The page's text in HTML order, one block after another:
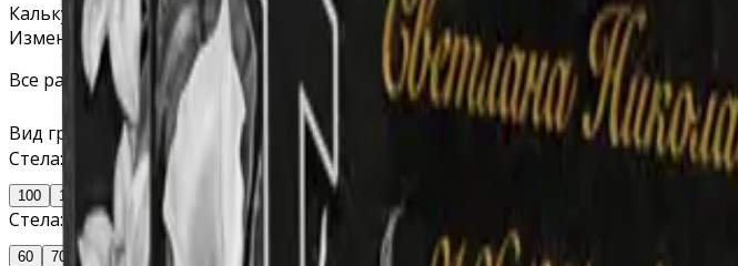
Калькулятор стоимости
Изменяйте параметры — цена обновляется мгновенно
Все размеры указаны в сантиметрах.
Вид гранита (мрамора)
Стела: длина
100 120
Стела: ширина
60 70